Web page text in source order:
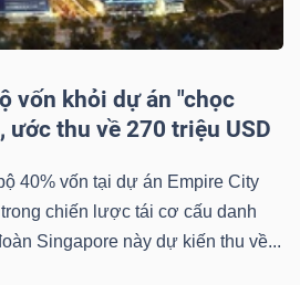
vốn khỏi dự án "chọc
ước thu về 270 triệu USD
40% vốn tại dự án Empire City
chiến lược tái cơ cấu danh
Singapore này dự kiến thu về...